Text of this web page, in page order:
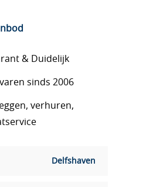
& Duidelijk
sinds 2006
verhuren,
Delfshaven